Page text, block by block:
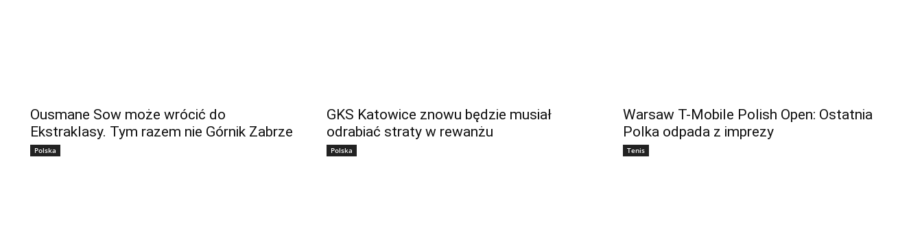
Ousmane Sow może wrócić do
Ekstraklasy. Tym razem nie Górnik Zabrze
Polska
GKS Katowice znowu będzie musiał
odrabiać straty w rewanżu
Polska
Warsaw T-Mobile Polish Open: Ostatnia
Polka odpada z imprezy
Tenis